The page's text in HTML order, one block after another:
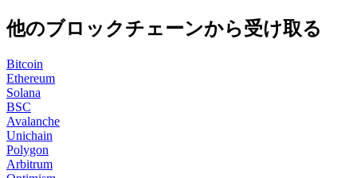
他のブロックチェーンから受け取る
Bitcoin
Ethereum
Solana
BSC
Avalanche
Unichain
Polygon
Arbitrum